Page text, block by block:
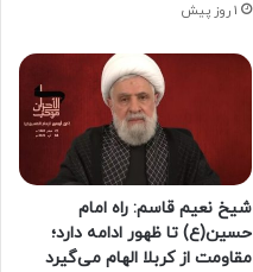
1 روز پیش
شیخ نعیم قاسم: راه امام
حسین(ع) تا ظهور ادامه دارد؛
مقاومت از کربلا الهام می‌گیرد